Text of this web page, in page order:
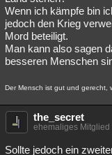
Wenn ich kämpfe bin
jedoch den Krieg
Mord beteiligt.
Man kann also sagen
besseren Menschen
Der Mensch ist gut und gerecht,
the_secret
ehemaliges Mitglied
Sollte jedoch ein